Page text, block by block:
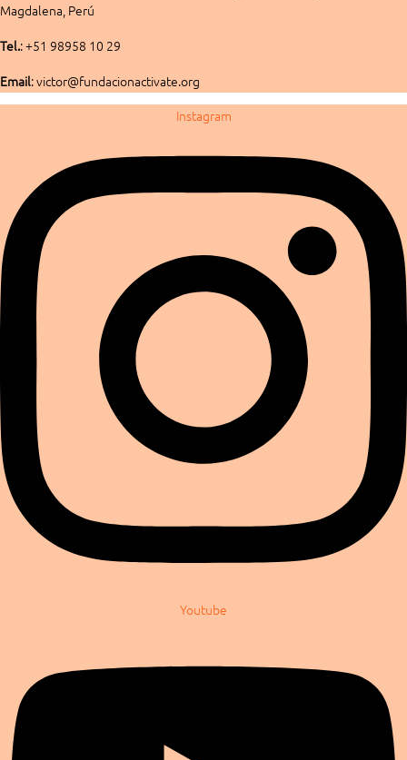
Magdalena, Perú
Tel.: +51 98958 10 29
Email: victor@fundacionactivate.org
Instagram
Youtube